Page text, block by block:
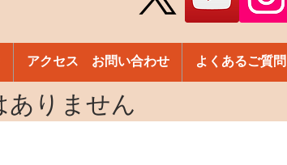
アクセス お問い合わせ よくあるご質問
りません